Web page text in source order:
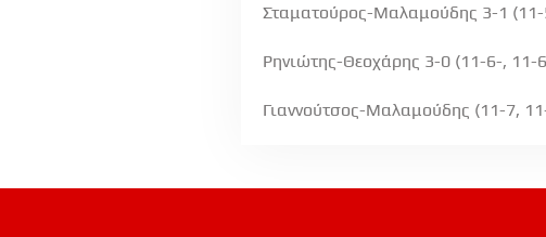
Σταματούρος-Μαλαμούδης 3-1
Ρηνιώτης-Θεοχάρης 3-0 (11-6-, 11-
Γιαννούτσος-Μαλαμούδης (11-7,